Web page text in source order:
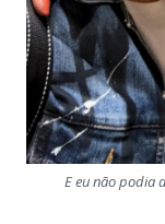
E eu não podia